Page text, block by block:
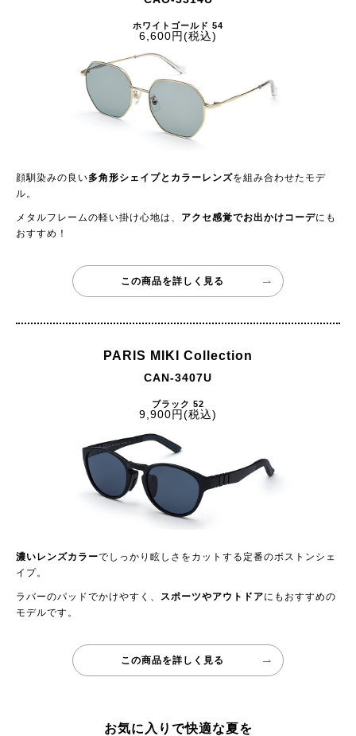
ホワイトゴールド 54
6,600円(税込)
顔馴染みの良い多角形シェイプとカラーレンズを組み合わせたモデ
ル。
メタルフレームの軽い掛け心地は、 アクセ感覚でお出かけコーデにも
おすすめ！
この商品を詳しく見る
PARIS MIKI Collection
CAN-3407U
ブラック 52
9,900円(税込)
濃いレンズカラーでしっかり眩しさをカットする定番のボストンシェ
イプ。
ラバーのパッドでかけやすく、 スポーツやアウトドアにもおすすめの
モデルです。
この商品を詳しく見る
お気に入りで快適な夏を